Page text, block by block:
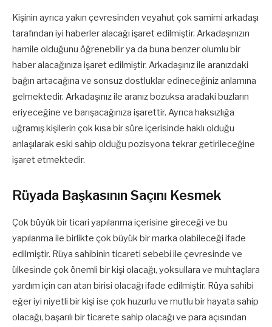
Kişinin ayrıca yakın çevresinden veyahut çok samimi arkadaşı
tarafından iyi haberler alacağı işaret edilmiştir. Arkadaşınızın
hamile olduğunu öğrenebilir ya da buna benzer olumlu bir
haber alacağınıza işaret edilmiştir. Arkadaşınız ile aranızdaki
bağın artacağına ve sonsuz dostluklar edineceğiniz anlamına
gelmektedir. Arkadaşınız ile aranız bozuksa aradaki buzların
eriyeceğine ve barışacağınıza işarettir. Ayrıca haksızlığa
uğramış kişilerin çok kısa bir süre içerisinde haklı olduğu
anlaşılarak eski sahip olduğu pozisyona tekrar getirileceğine
işaret etmektedir.
Rüyada Başkasının Saçını Kesmek
Çok büyük bir ticari yapılanma içerisine gireceği ve bu
yapılanma ile birlikte çok büyük bir marka olabileceği ifade
edilmiştir. Rüya sahibinin ticareti sebebi ile çevresinde ve
ülkesinde çok önemli bir kişi olacağı, yoksullara ve muhtaçlara
yardım için can atan birisi olacağı ifade edilmiştir. Rüya sahibi
eğer iyi niyetli bir kişi ise çok huzurlu ve mutlu bir hayata sahip
olacağı, başarılı bir ticarete sahip olacağı ve para açısından